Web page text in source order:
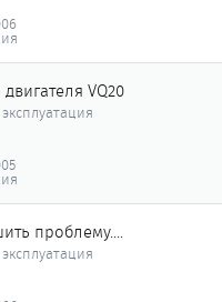
VQ20
проблему....